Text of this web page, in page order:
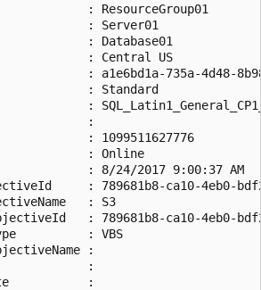
: ResourceGroup01
: Server01
: Database01
: Central US
: a1e6bd1a-735a-4d48-
: Standard
:
:
: 1099511627776
: Online
: 8/24/2017 9:00:37 AM
: 789681b8-ca10-4eb0-
: S3
: 789681b8-ca10-4eb0-
: VBS
:
:
: